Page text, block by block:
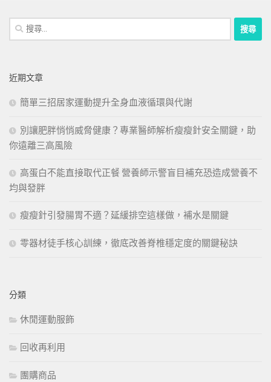
搜
尋
字:
近期文章
簡單三招居家運動提升全身血液循環與代謝
別讓肥胖悄悄威脅健康？專業醫師解析瘦瘦針安全關鍵，助
你遠離三高風險
高蛋白不能直接取代正餐 營養師示警盲目補充恐造成營養不
均與發胖
瘦瘦針引發腸胃不適？延緩排空這樣做，補水是關鍵
零器材徒手核心訓練，徹底改善脊椎穩定度的關鍵秘訣
分類
休閒運動服飾
回收再利用
團購商品